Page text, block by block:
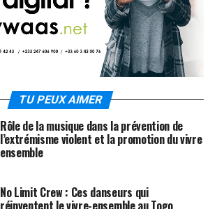
TU PEUX AIMER
Rôle de la musique dans la prévention de
l’extrémisme violent et la promotion du vivre
ensemble
No Limit Crew : Ces danseurs qui
réinventent le vivre-ensemble au Togo